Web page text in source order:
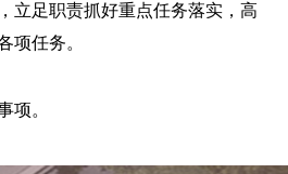
立足职责抓好重点任务落实，高
项任务。
。